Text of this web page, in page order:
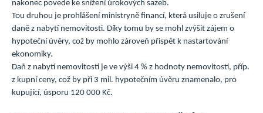
nakonec povede ke snížení úrokových sazeb.
Tou druhou je prohlášení ministryně financí, která usiluje o zrušení
daně z nabytí nemovitosti. Díky tomu by se mohl zvýšit zájem o
hypoteční úvěry, což by mohlo zároveň přispět k nastartování
ekonomiky.
Daň z nabytí nemovitosti je ve výši 4 % z hodnoty nemovitosti, příp.
z kupní ceny, což by při 3 mil. hypotečním úvěru znamenalo, pro
kupující, úsporu 120 000 Kč.